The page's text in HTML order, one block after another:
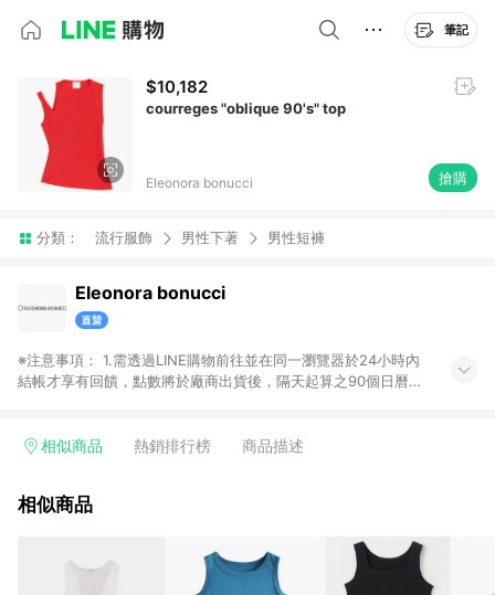
筆記
$10,182
courreges "oblique 90's" top
Eleonora bonucci 搶購
分類： 流行服飾 男性下著 男性短褲
Eleonora bonucci
※注意事項： 1.需透過LINE購物前往並在同一瀏覽器於24小時內
結帳才享有回饋，點數將於廠商出貨後，隔天起算之90個日曆天
差異。 4.若於商家App下單，不符合LINE購物導購資格。
相似商品 熱銷排行榜 商品描述
相似商品